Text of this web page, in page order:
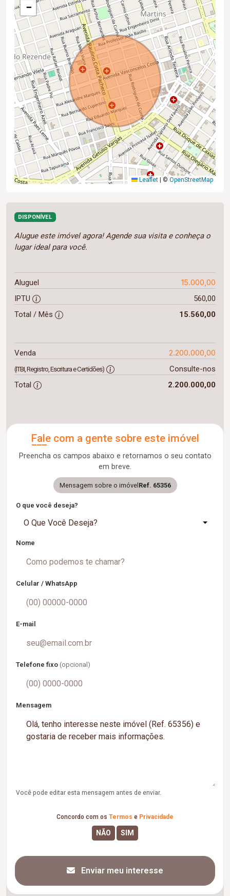
−
Leaflet | © OpenStreetMap
DISPONÍVEL
Alugue este imóvel agora! Agende sua visita e conheça o
lugar ideal para você.
Aluguel 15.000,00
IPTU
560,00
Total / Mês
15.560,00
Venda 2.200.000,00
(ITBI, Registro, Escritura e Certidões)
Consulte-nos
Total
2.200.000,00
Fale com a gente sobre este imóvel
Preencha os campos abaixo e retornamos o seu contato
em breve.
Mensagem sobre o imóvelRef. 65356
O que você deseja?
O Que Você Deseja?
Nome
Celular / WhatsApp
E-mail
Telefone fixo (opcional)
Mensagem
Você pode editar esta mensagem antes de enviar.
Concordo com os Termos e Privacidade
Enviar meu interesse